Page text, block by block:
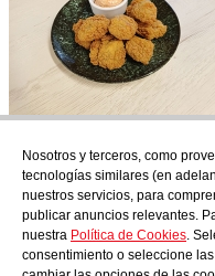
Nosotros y terceros, como
tecnologías similares (en
nuestros servicios, para
publicar anuncios relevantes.
nuestra Política de Cookies.
consentimiento o seleccione
Suscríbete
Descubre todo lo que se
He leído y acepto la
NosotrosAudens news